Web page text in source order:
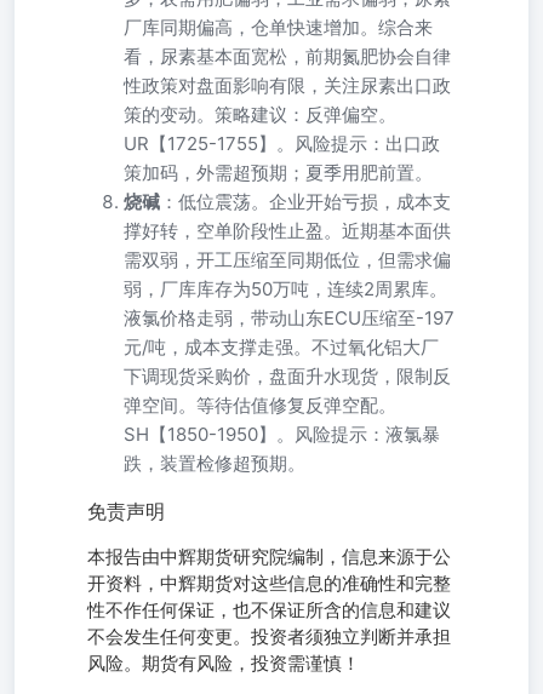
厂库同期偏高，仓单快速增加。综合来
看，尿素基本面宽松，前期氮肥协会自律
性政策对盘面影响有限，关注尿素出口政
策的变动。策略建议：反弹偏空。
UR【1725-1755】。风险提示：出口政
策加码，外需超预期；夏季用肥前置。
烧碱 ：低位震荡。企业开始亏损，成本支
撑好转，空单阶段性止盈。近期基本面供
需双弱，开工压缩至同期低位，但需求偏
弱，厂库库存为50万吨，连续2周累库。
液氯价格走弱，带动山东ECU压缩至-197
元/吨，成本支撑走强。不过氧化铝大厂
下调现货采购价，盘面升水现货，限制反
弹空间。等待估值修复反弹空配。
SH【1850-1950】。风险提示：液氯暴
跌，装置检修超预期。
免责声明
本报告由中辉期货研究院编制，信息来源于公
开资料，中辉期货对这些信息的准确性和完整
性不作任何保证，也不保证所含的信息和建议
不会发生任何变更。投资者须独立判断并承担
风险。期货有风险，投资需谨慎！